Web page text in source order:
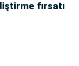
fırsatı